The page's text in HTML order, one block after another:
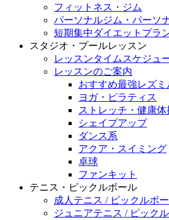
フィットネス・ジム
パーソナルジム・パーソ
短期集中ダイエットプラ
スタジオ・プールレッスン
レッスンタイムスケジュ
レッスンのご案内
おすすめ最強レズ
ヨガ・ピラティス
ストレッチ・健康体
シェイプアップ
ダンス系
アクア・スイミング
卓球
ファンキット
テニス・ピックルボール
成人テニス / ピックルボ
ジュニアテニス / ピック